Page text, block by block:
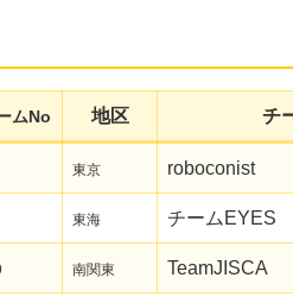
ムNo 地区 チ
東京 roboconist
東海 チームEYES
南関東 TeamJISCA